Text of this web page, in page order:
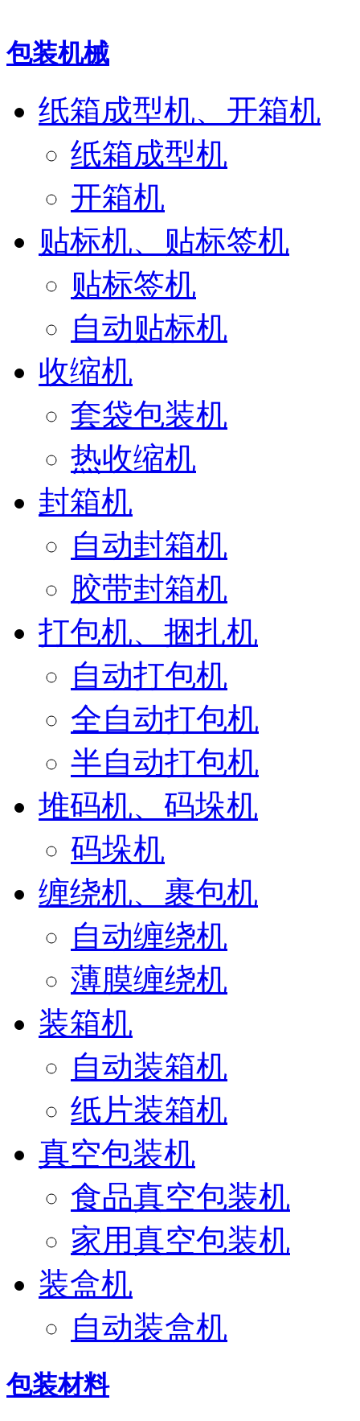
包装机械
纸箱成型机、开箱机
纸箱成型机
开箱机
贴标机、贴标签机
贴标签机
自动贴标机
收缩机
套袋包装机
热收缩机
封箱机
自动封箱机
胶带封箱机
打包机、捆扎机
自动打包机
全自动打包机
半自动打包机
堆码机、码垛机
码垛机
缠绕机、裹包机
自动缠绕机
薄膜缠绕机
装箱机
自动装箱机
纸片装箱机
真空包装机
食品真空包装机
家用真空包装机
装盒机
自动装盒机
包装材料